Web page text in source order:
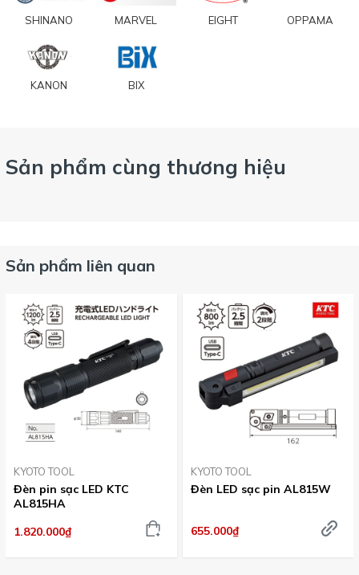
SHINANO MARVEL EIGHT OPPAMA
KANON BIX
Sản phẩm cùng thương hiệu
Sản phẩm liên quan
KYOTO TOOL
Đèn pin sạc LED KTC
AL815HA
1.820.000₫
KYOTO TOOL
Đèn LED sạc pin AL815W
655.000₫